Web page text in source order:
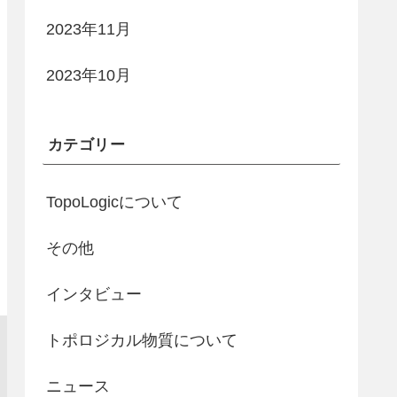
2023年11月
2023年10月
カテゴリー
TopoLogicについて
その他
インタビュー
トポロジカル物質について
ニュース